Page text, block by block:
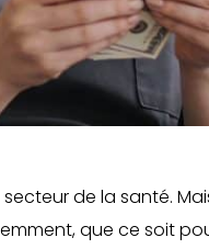
de la santé.
que ce soit